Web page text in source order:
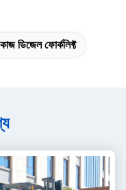
কাজ ডিজেল ফোর্কলিফ্ট